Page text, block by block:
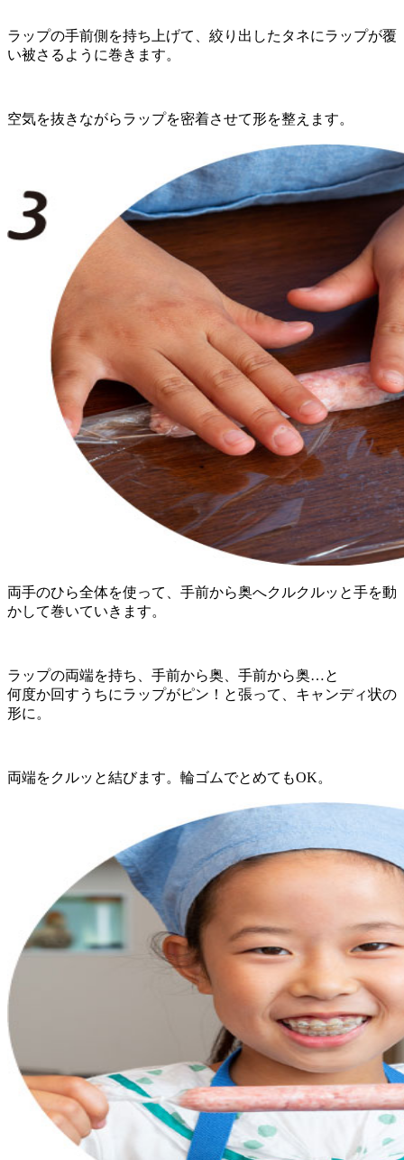
ラップの手前側を持ち上げて、絞り出したタネにラップが覆
い被さるように巻きます。
空気を抜きながらラップを密着させて形を整えます。
両手のひら全体を使って、手前から奥へクルクルッと手を動
かして巻いていきます。
ラップの両端を持ち、手前から奥、手前から奥…と
何度か回すうちにラップがピン！と張って、キャンディ状の
形に。
両端をクルッと結びます。輪ゴムでとめてもOK。